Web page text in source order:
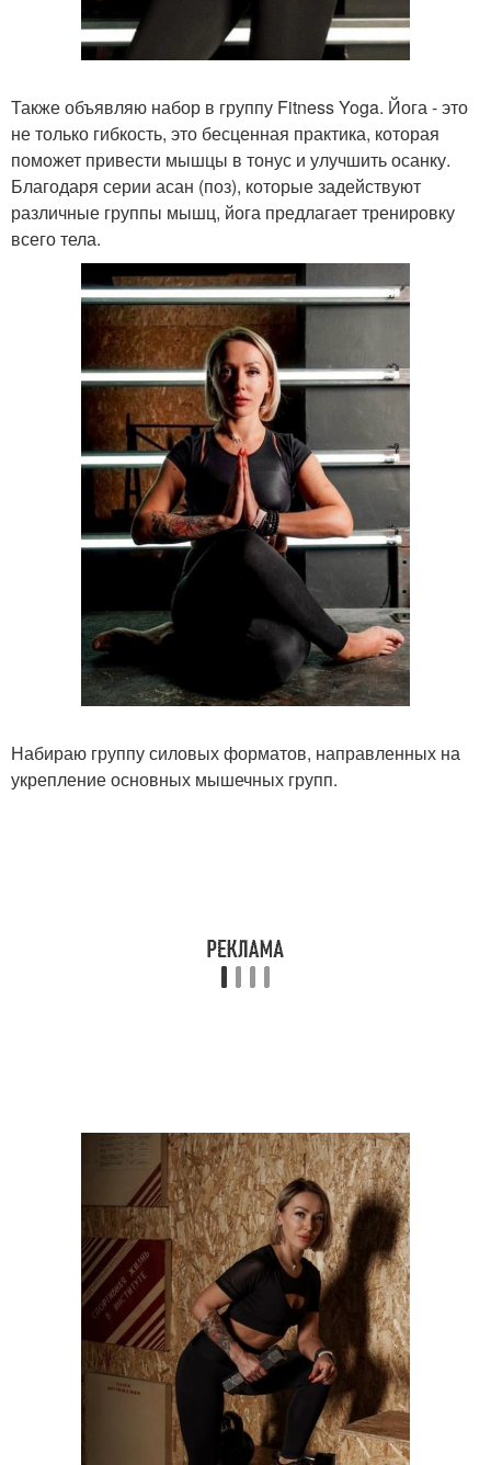
Также объявляю набор в группу Fitness Yoga. Йога - это
не только гибкость, это бесценная практика, которая
поможет привести мышцы в тонус и улучшить осанку.
Благодаря серии асан (поз), которые задействуют
различные группы мышц, йога предлагает тренировку
всего тела.
Набираю группу силовых форматов, направленных на
укрепление основных мышечных групп.